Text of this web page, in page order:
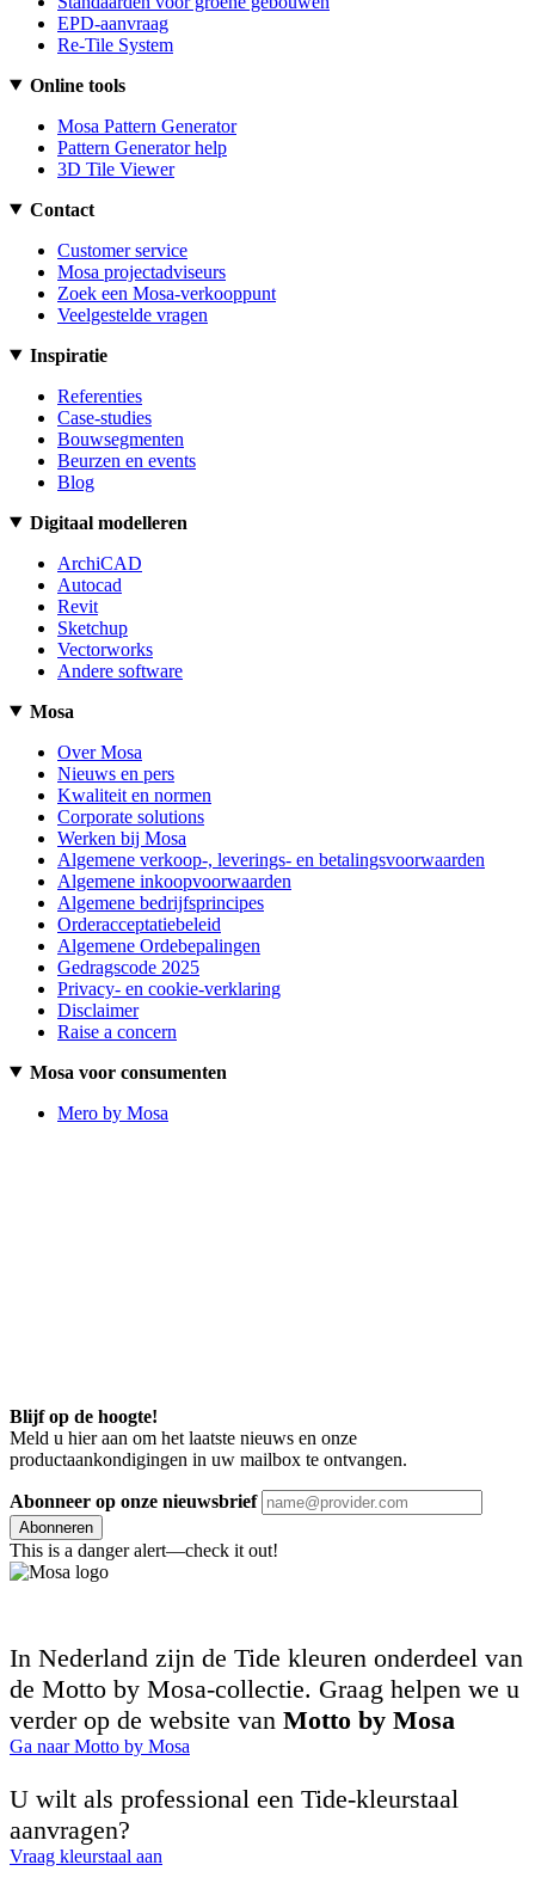
EPD-aanvraag
Re-Tile System
Online tools
Mosa Pattern Generator
Pattern Generator help
3D Tile Viewer
Contact
Customer service
Mosa projectadviseurs
Zoek een Mosa-verkooppunt
Veelgestelde vragen
Inspiratie
Referenties
Case-studies
Bouwsegmenten
Beurzen en events
Blog
Digitaal modelleren
ArchiCAD
Autocad
Revit
Sketchup
Vectorworks
Andere software
Mosa
Over Mosa
Nieuws en pers
Kwaliteit en normen
Corporate solutions
Werken bij Mosa
Algemene verkoop-, leverings- en betalingsvoorwaarden
Algemene inkoopvoorwaarden
Algemene bedrijfsprincipes
Orderacceptatiebeleid
Algemene Ordebepalingen
Gedragscode 2025
Privacy- en cookie-verklaring
Disclaimer
Raise a concern
Mosa voor consumenten
Mero by Mosa
Blijf op de hoogte!
Meld u hier aan om het laatste nieuws en onze
productaankondigingen in uw mailbox te ontvangen.
Abonneer op onze nieuwsbrief
Abonneren
This is a danger alert—check it out!
In Nederland zijn de Tide kleuren onderdeel van
de Motto by Mosa-collectie. Graag helpen we u
verder op de website van Motto by Mosa
Ga naar Motto by Mosa
U wilt als professional een Tide-kleurstaal
aanvragen?
Vraag kleurstaal aan